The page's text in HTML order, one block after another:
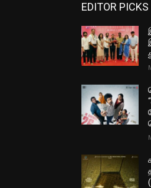
EDITOR PICKS